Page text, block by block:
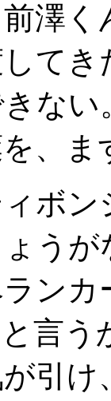
澤
して
な
、
ィボ
う
ンカ
言う
引